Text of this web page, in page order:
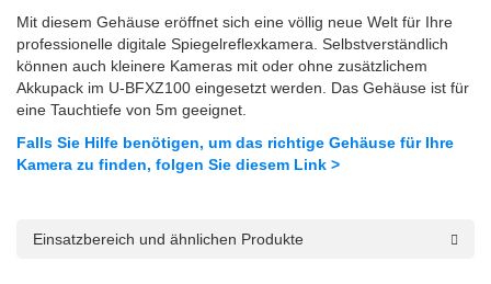
Mit diesem Gehäuse eröffnet sich eine völlig neue Welt für Ihre
professionelle digitale Spiegelreflexkamera. Selbstverständlich
können auch kleinere Kameras mit oder ohne zusätzlichem
Akkupack im U-BFXZ100 eingesetzt werden. Das Gehäuse ist für
eine Tauchtiefe von 5m geeignet.
Falls Sie Hilfe benötigen, um das richtige Gehäuse für Ihre
Kamera zu finden, folgen Sie diesem Link >
Einsatzbereich und ähnlichen Produkte